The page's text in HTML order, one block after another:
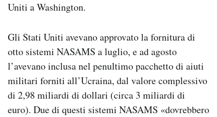
Uniti a Washington.
Gli Stati Uniti avevano approvato la fornitura di
otto sistemi NASAMS a luglio, e ad agosto
l’avevano inclusa nel penultimo pacchetto di aiuti
militari forniti all’Ucraina, dal valore complessivo
di 2,98 miliardi di dollari (circa 3 miliardi di
euro). Due di questi sistemi NASAMS «dovrebbero